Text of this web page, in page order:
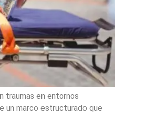
traumas en entornos
un marco estructurado que